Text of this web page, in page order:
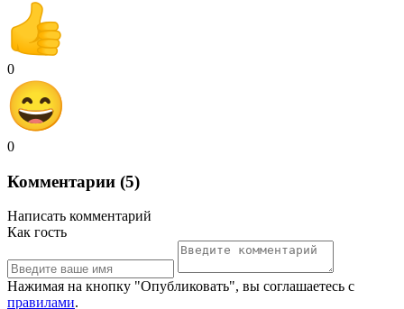
0
0
Комментарии (5)
Написать комментарий
Как гость
Нажимая на кнопку "Опубликовать", вы соглашаетесь с
правилами.